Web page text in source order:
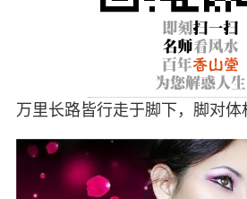
万里长路皆行走于脚下，脚对体